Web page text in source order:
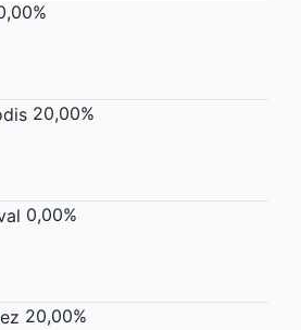
20,00%
0,00%
20,00%